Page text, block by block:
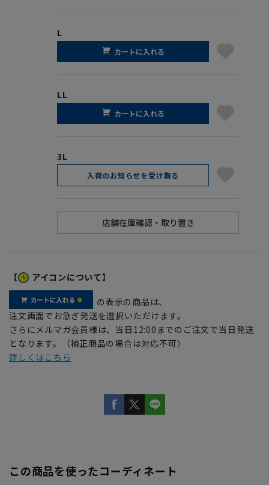
L
カートに入れる
LL
カートに入れる
3L
入荷のお知らせを受け取る
【 アイコンについて】
の表示の商品は、
注文画面でお急ぎ発送を選択いただけます。
さらにメルマガ会員様は、当日12:00までのご注文で当日発送
となります。（補正商品の場合は対応不可）
詳しくはこちら
この商品を使ったコーディネート